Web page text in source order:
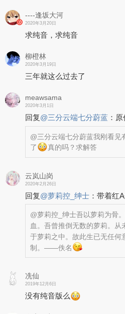
----逢坂大河
2020年3月20日
求纯音，求纯音
柳橙林
2020年3月19日
三年就这么过去了
meawsama
2020年3月1日
回复@三分云端七分蔚蓝 ： 原
@三分云端七分蔚蓝我刚看见
了
真的吗？求解答
云岚山岗
2020年2月26日
回复@萝莉控_绅士 ： 带着红
@萝莉控_绅士吾以萝莉为骨
血。吾曾推倒无数的萝莉。
于萝莉之中。故此生已无任何
制。——佚名
冼仙
2019年12月6日
没有纯音版么